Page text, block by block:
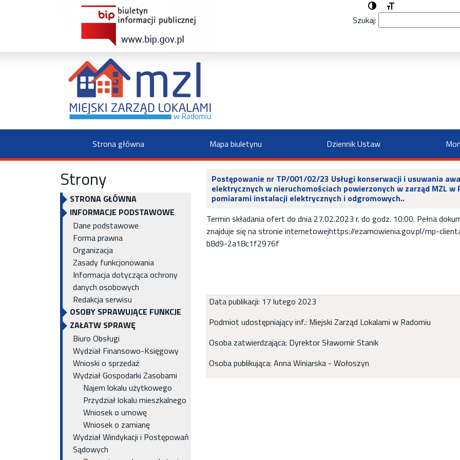
Przełącz wysoki kontrast
Zmień rozmiar
Szukaj:
Strona główna Mapa biuletynu Dziennik Ustaw
Strony
STRONA GŁÓWNA
INFORMACJE PODSTAWOWE
Dane podstawowe
Forma prawna
Organizacja
Zasady funkcjonowania
Informacja dotycząca ochrony
danych osobowych
Redakcja serwisu
OSOBY SPRAWUJĄCE FUNKCJE
ZAŁATW SPRAWĘ
Biuro Obsługi
Wydział Finansowo-Księgowy
Wnioski o sprzedaż
Wydział Gospodarki Zasobami
Najem lokalu użytkowego
Przydział lokalu mieszkalnego
Wniosek o umowę
Wniosek o zamianę
Wydział Windykacji i Postępowań
Sądowych
Postępowanie nr TP/001/02/23 Usługi konserwacji i usuwania
elektrycznych w nieruchomościach powierzonych w zarząd MZL
pomiarami instalacji elektrycznych i odgromowych..
Termin składania ofert do dnia 27.02.2023 r. do godz. 10:00. Pełna
znajduje się na stronie internetowejhttps://ezamowienia.gov.pl/mp-
b8d9-2a18c1f2976f
Data publikacji: 17 lutego 2023
Podmiot udostępniający inf.: Miejski Zarząd Lokalami w Radomiu
Osoba zatwierdzająca: Dyrektor Sławomir Stanik
Osoba publikująca: Anna Winiarska - Wołoszyn